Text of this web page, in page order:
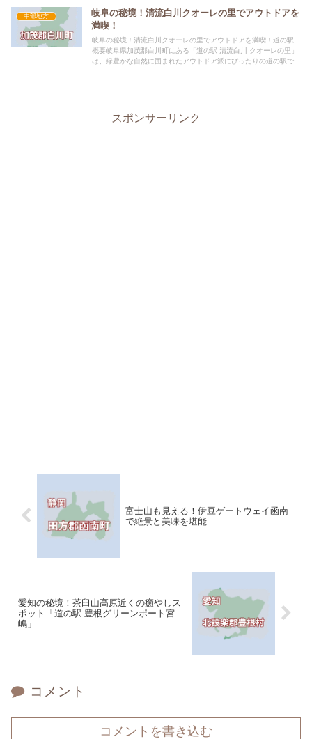
中部地方
岐阜の秘境！清流白川クオーレの里でアウトドアを
満喫！
岐阜の秘境！清流白川クオーレの里でアウトドアを満喫！道の駅
概要岐阜県加茂郡白川町にある「道の駅 清流白川 クオーレの里」
は、緑豊かな自然に囲まれたアウトドア派にぴったりの道の駅で
スポンサーリンク
富士山も見える！伊豆ゲートウェイ函南
で絶景と美味を堪能
愛知の秘境！茶臼山高原近くの癒やしス
ポット「道の駅 豊根グリーンポート宮
嶋」
コメント
コメントを書き込む